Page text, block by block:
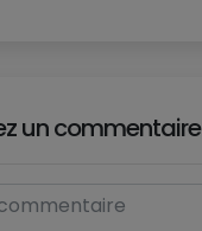
un commentaire